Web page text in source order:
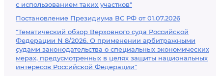
с использованием таких участков"
Постановление Президиума ВС РФ от 01.07.2026
"Тематический обзор Верховного суда Российской
Федерации N 8/2026. О применении арбитражными
судами законодательства о специальных экономических
мерах, предусмотренных в целях защиты национальных
интересов Российской Федерации"